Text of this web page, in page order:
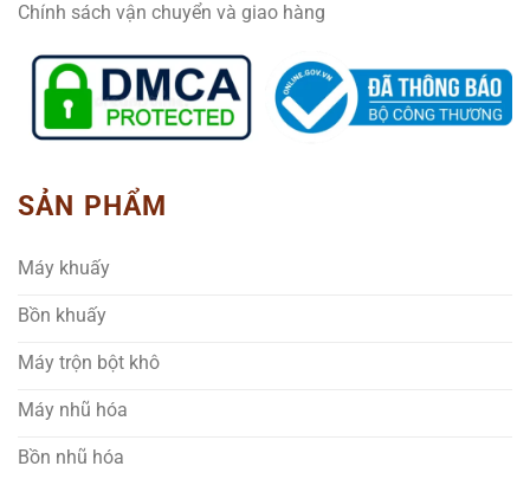
Chính sách vận chuyển và giao hàng
SẢN PHẨM
Máy khuấy
Bồn khuấy
Máy trộn bột khô
Máy nhũ hóa
Bồn nhũ hóa